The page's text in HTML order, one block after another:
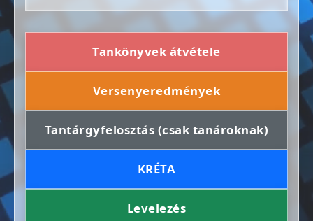
Tankönyvek átvétele
Versenyeredmények
Tantárgyfelosztás (csak tanároknak)
KRÉTA
Levelezés